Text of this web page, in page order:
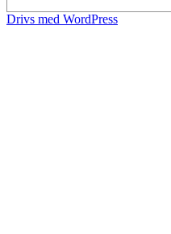
Drivs med WordPress